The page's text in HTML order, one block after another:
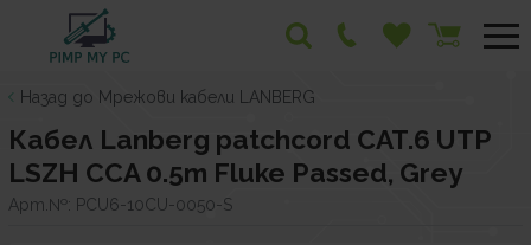
Назад до Мрежови кабели LANBERG
Кабел Lanberg patchcord CAT.6 UTP
LSZH CCA 0.5m Fluke Passed, Grey
Арт.№: PCU6-10CU-0050-S